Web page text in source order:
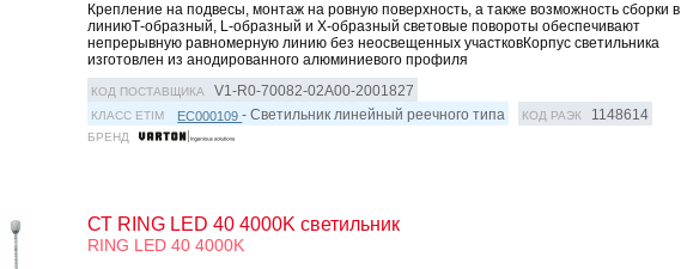
Крепление на подвесы, монтаж на ровную поверхность, а также возможность сборки в
линиюТ-образный, L-образный и Х-образный световые повороты обеспечивают
непрерывную равномерную линию без неосвещенных участковКорпус светильника
изготовлен из анодированного алюминиевого профиля
КОД ПОСТАВЩИКА V1-R0-70082-02A00-2001827
КЛАСС ETIM EC000109- Светильник линейный реечного типа КОД РАЭК 1148614
БРЕНД
СТ RING LED 40 4000K светильник
RING LED 40 4000K